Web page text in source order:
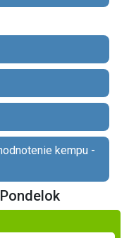
kempu -